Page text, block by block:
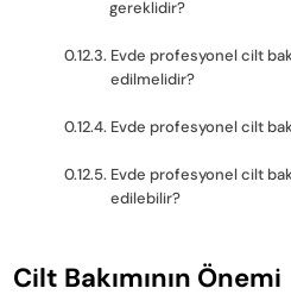
gereklidir?
Evde profesyonel cilt
edilmelidir?
Evde profesyonel cilt
Evde profesyonel cilt
edilebilir?
Cilt Bakımının Önemi